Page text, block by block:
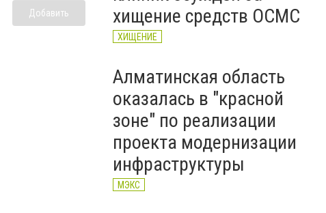
Добавить
хищение средств ОСМС
ХИЩЕНИЕ
Алматинская область
оказалась в "красной
зоне" по реализации
проекта модернизации
инфраструктуры
МЭКС